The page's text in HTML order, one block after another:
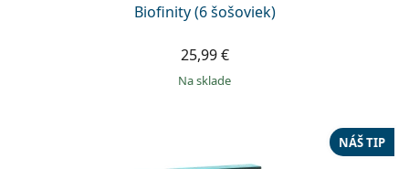
Biofinity (6 šošoviek)
25,99 €
na sklade
NÁŠ TIP